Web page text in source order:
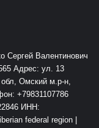
Сергей Валентинович
Адрес: ул. 13
Омский м.р-н,
+79831107786
ИНН:
federal region |